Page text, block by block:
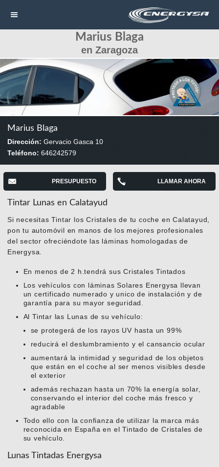
HOME
CONTACTAR
LLAMAR
Marius Blaga
en Zaragoza
Marius Blaga
Dirección: Gervacio Gasca 10
Teléfono:646242579
PRESUPUESTO LLAMAR AHORA
Tintar Lunas en Calatayud
Si necesitas Tintar los Cristales de tu coche en Calatayud,
pon tu automóvil en manos de los mejores profesionales
del sector ofreciéndote las láminas homologadas de
Energysa.
En menos de 2 h.tendrá sus Cristales Tintados
Los vehículos con láminas Solares Energysa llevan
un certificado numerado y unico de instalación y de
garantía para su mayor seguridad.
Al Tintar las Lunas de su vehículo:
se protegerá de los rayos UV hasta un 99%
reducirá el deslumbramiento y el cansancio ocular
aumentará la intimidad y seguridad de los objetos
que están en el coche al ser menos visibles desde
el exterior
además rechazan hasta un 70% la energía solar,
conservando el interior del coche más fresco y
agradable
Todo ello con la confianza de utilizar la marca más
reconocida en España en el Tintado de Cristales de
su vehículo.
Lunas Tintadas Energysa